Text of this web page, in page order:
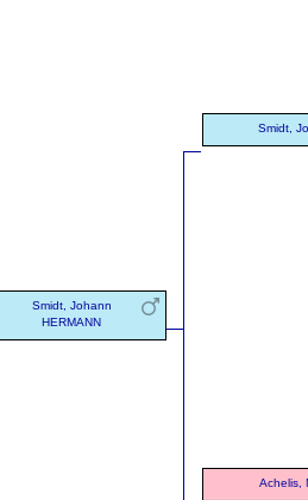
Smidt, Johann
HERMANN
Smidt,
Achelis,